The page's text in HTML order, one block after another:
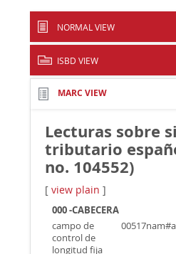
NORMAL VIEW
ISBD VIEW
MARC VIEW
Lecturas sobre
tributario
no. 104552)
[view plain ]
000 -CABECERA
campo de
control de
longitud fija